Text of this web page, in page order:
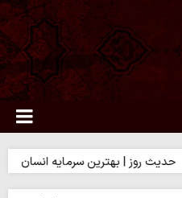
روز | بهترین سرمایه انسان